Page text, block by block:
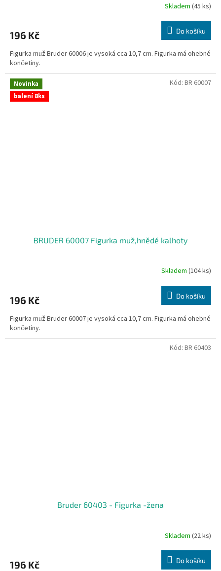
Skladem (45 ks)
196 Kč Do košíku
Figurka muž Bruder 60006 je vysoká cca 10,7 cm. Figurka má ohebné
končetiny.
Novinka
balení 8ks
BRUDER 60007 Figurka muž,hnědé kalhoty
Skladem (104 ks)
196 Kč Do košíku
Figurka muž Bruder 60007 je vysoká cca 10,7 cm. Figurka má ohebné
končetiny.
Kód: BR 60007
Bruder 60403 - Figurka -žena
Skladem (22 ks)
196 Kč Do košíku
Kód: BR 60403